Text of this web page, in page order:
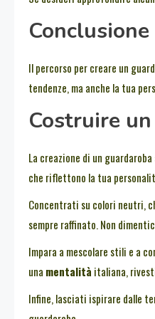
Conclusione
Il percorso per creare un
tendenze, ma anche la tua
Costruire
La creazione di un
che riflettono la tua
Concentrati su colori neutri,
sempre raffinato. Non
Impara a mescolare stili e a
una mentalità italiana,
Infine, lasciati ispirare dalle